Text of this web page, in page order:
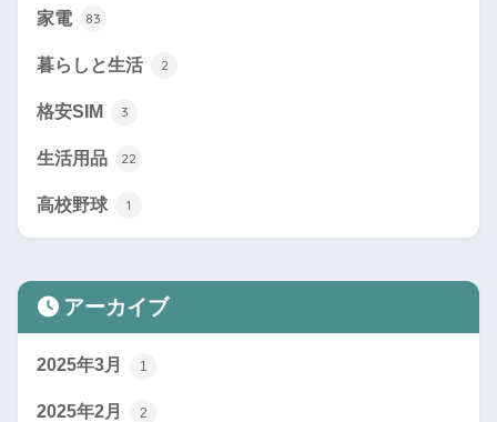
家電 83
暮らしと生活 2
格安SIM 3
生活用品 22
高校野球 1
アーカイブ
2025年3月 1
2025年2月 2